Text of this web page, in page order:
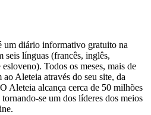
um diário informativo gratuito na
seis línguas (francês, inglês,
Todos os meses, mais de
Aleteia através do seu site, da
Aleteia alcança cerca de 50 milhões
se um dos líderes dos meios